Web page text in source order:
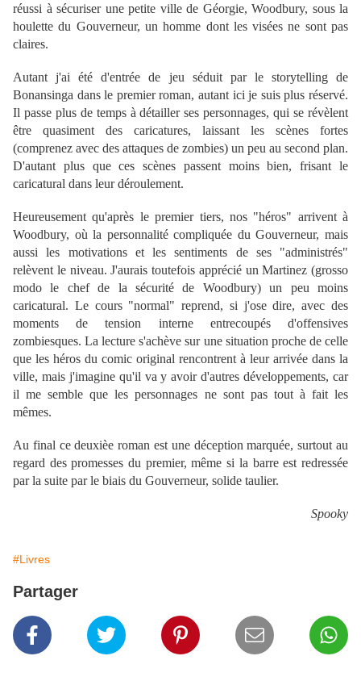
réussi à sécuriser une petite ville de Géorgie, Woodbury, sous la
houlette du Gouverneur, un homme dont les visées ne sont pas
claires.
Autant j'ai été d'entrée de jeu séduit par le storytelling de
Bonansinga dans le premier roman, autant ici je suis plus réservé.
Il passe plus de temps à détailler ses personnages, qui se révèlent
être quasiment des caricatures, laissant les scènes fortes
(comprenez avec des attaques de zombies) un peu au second plan.
D'autant plus que ces scènes passent moins bien, frisant le
caricatural dans leur déroulement.
Heureusement qu'après le premier tiers, nos "héros" arrivent à
Woodbury, où la personnalité compliquée du Gouverneur, mais
aussi les motivations et les sentiments de ses "administrés"
relèvent le niveau. J'aurais toutefois apprécié un Martinez (grosso
modo le chef de la sécurité de Woodbury) un peu moins
caricatural. Le cours "normal" reprend, si j'ose dire, avec des
moments de tension interne entrecoupés d'offensives
zombiesques. La lecture s'achève sur une situation proche de celle
que les héros du comic original rencontrent à leur arrivée dans la
ville, mais j'imagine qu'il va y avoir d'autres développements, car
il me semble que les personnages ne sont pas tout à fait les
mêmes.
Au final ce deuxièe roman est une déception marquée, surtout au
regard des promesses du premier, même si la barre est redressée
par la suite par le biais du Gouverneur, solide taulier.
Spooky
#Livres
Partager